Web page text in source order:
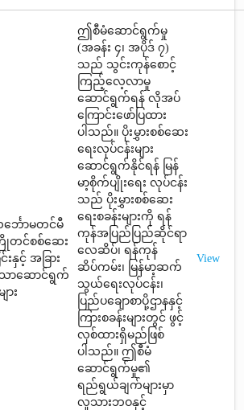
ဘောမတင်မီ
တင်စစ်ဆေး
င်းနှင့် အခြား
ာဆောင်ရွက်
ား
ဤစီမံဆောင်ရွက်မှု
(အခန်း ၄၊ အပိုဒ် ၇)
သည် သွင်းကုန်စောင့်
ကြည့်လေ့လာမှု
ဆောင်ရွက်ရန် လိုအပ်
ကြောင်းဖော်ပြထား
ပါသည်။ ပိုးမွှားစစ်ဆေး
ရေးလုပ်ငန်းများ
ဆောင်ရွက်နိုင်ရန် မြန်
မာ့စိုက်ပျိုးရေး လုပ်ငန်း
သည် ပိုးမွှားစစ်ဆေး
ရေးစခန်းများကို ရန်
ကုန်အပြည်ပြည်ဆိုင်ရာ
လေဆိပ်၊ ရန်ကုန်
ဆိပ်ကမ်း၊ မြန်မာ့ဆက်
သွယ်ရေးလုပ်ငန်း၊
ပြည်ပချောစာပို့ဌာနနှင့်
ကြားစခန်းများတွင် ဖွင့်
လှစ်ထားရှိမည်ဖြစ်
ပါသည်။ ဤစီမံ
ဆောင်ရွက်မှု၏
ရည်ရွယ်ချက်များမှာ
လူသားဘဝနှင့်
View